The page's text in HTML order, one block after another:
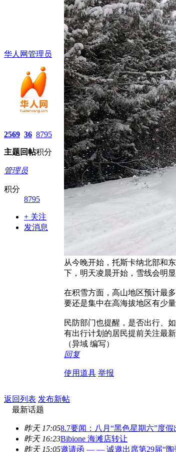
华人网管理员
2569
主题
36
回帖
8795
积分
管理员
积分
8795
+ 关注
发消息
从今晚开始，托斯卡纳北部和
下，明天凌晨开始，雪线会明
在积雪方面，高山地区预计最
要还是集中在高海拔地区有少
民防部门也提醒，是否出行、
有出行计划的居民提前关注最新
（异域 编写）
回复
使用道具 举报
返回列表 发布新帖
最新话题
昨天 17:058.7要闻：八月“黑色星期六”度假
昨天 16:23Bibione 海滩店转让
昨天 15:05邀请函 — — 诚邀出席第29届“